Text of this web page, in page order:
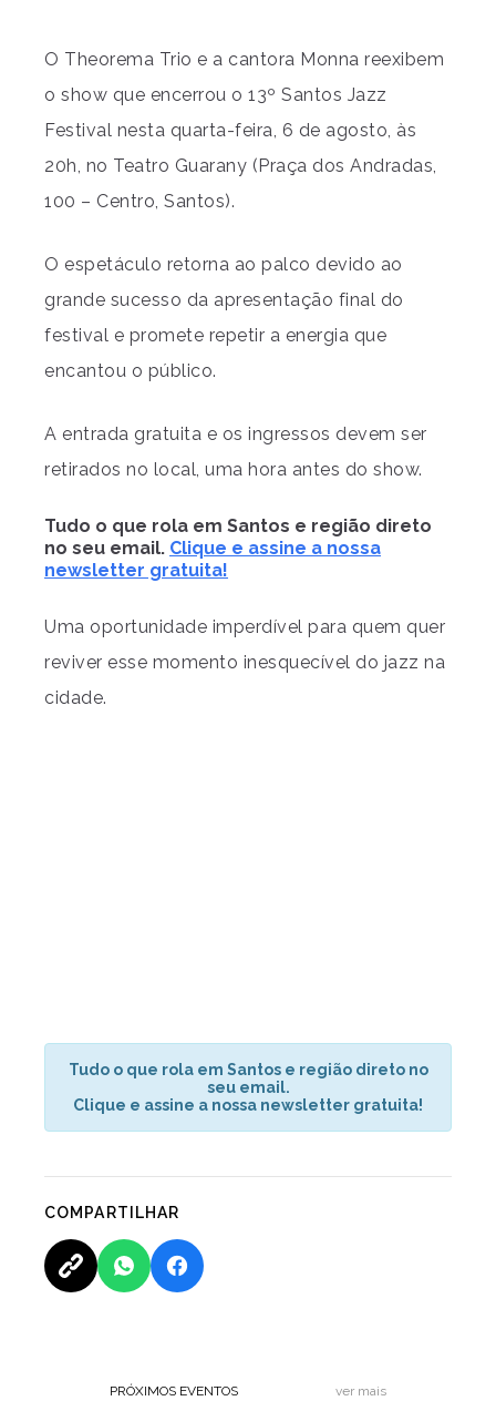
O Theorema Trio e a cantora Monna reexibem
o show que encerrou o 13º Santos Jazz
Festival nesta quarta-feira, 6 de agosto, às
20h, no Teatro Guarany (Praça dos Andradas,
100 – Centro, Santos).
O espetáculo retorna ao palco devido ao
grande sucesso da apresentação final do
festival e promete repetir a energia que
encantou o público.
A entrada gratuita e os ingressos devem ser
retirados no local, uma hora antes do show.
Tudo o que rola em Santos e região direto
no seu email. Clique e assine a nossa
newsletter gratuita!
Uma oportunidade imperdível para quem quer
reviver esse momento inesquecível do jazz na
cidade.
Tudo o que rola em Santos e região direto no
seu email.
Clique e assine a nossa newsletter gratuita!
COMPARTILHAR
PRÓXIMOS EVENTOS ver mais